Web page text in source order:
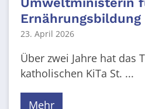
Ernährungsbildung
23. April 2026
Über zwei Jahre hat das
katholischen KiTa St. ...
Mehr